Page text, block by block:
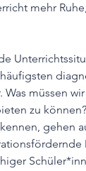
mehr
müssen
zu können?
gehen